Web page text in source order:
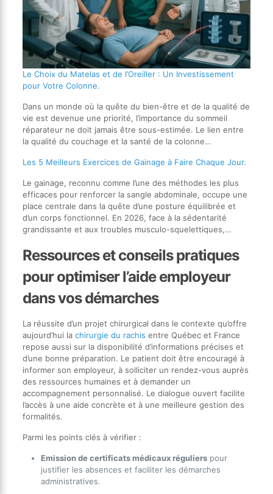
Le Choix du Matelas et de l’Oreiller : Un Investissement
pour Votre Colonne.
Dans un monde où la quête du bien-être et de la qualité de
vie est devenue une priorité, l’importance du sommeil
réparateur ne doit jamais être sous-estimée. Le lien entre
la qualité du couchage et la santé de la colonne…
Les 5 Meilleurs Exercices de Gainage à Faire Chaque Jour.
Le gainage, reconnu comme l’une des méthodes les plus
efficaces pour renforcer la sangle abdominale, occupe une
place centrale dans la quête d’une posture équilibrée et
d’un corps fonctionnel. En 2026, face à la sédentarité
grandissante et aux troubles musculo-squelettiques,…
Ressources et conseils pratiques
pour optimiser l’aide employeur
dans vos démarches
La réussite d’un projet chirurgical dans le contexte qu’offre
aujourd’hui la chirurgie du rachis entre Québec et France
repose aussi sur la disponibilité d’informations précises et
d’une bonne préparation. Le patient doit être encouragé à
informer son employeur, à solliciter un rendez-vous auprès
des ressources humaines et à demander un
accompagnement personnalisé. Le dialogue ouvert facilite
l’accès à une aide concrète et à une meilleure gestion des
formalités.
Parmi les points clés à vérifier :
Emission de certificats médicaux régulierspour
justifier les absences et faciliter les démarches
administratives.